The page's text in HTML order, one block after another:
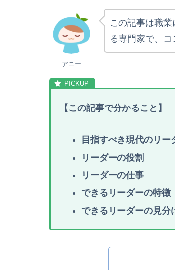
アニー
この記事は職
る専門家で、コ
【 この記事で分かること 】
目指すべき現代のリー
リーダーの役割
リーダーの仕事
できるリーダーの特徴
できるリーダーの見分